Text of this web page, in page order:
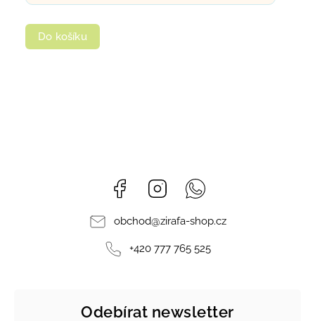
Do košíku
Facebook Instagram
obchod@zirafa-shop.cz
+420 777 765 525
Odebírat newsletter